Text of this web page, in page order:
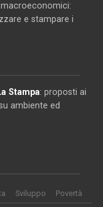
e stampare i
Stampa: proposti ai
ambiente ed
Sviluppo Povertà